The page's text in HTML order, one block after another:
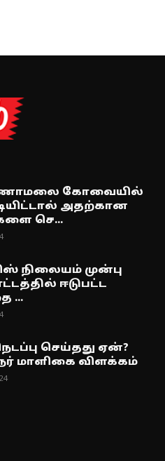
கோவையில்
அதற்கான
செ...
நிலையம் முன்பு
ஈடுபட்ட
...
செய்தது ஏன்?
மாளிகை விளக்கம்